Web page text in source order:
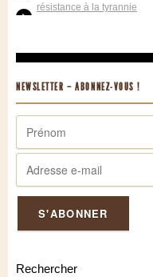
résistance à la tyrannie
NEWSLETTER – ABONNEZ-VOUS !
Rechercher